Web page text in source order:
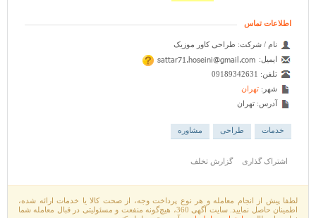
اطلاعات تماس
نام / شرکت: طراحی کاور موزیک
ایمیل:
تلفن: 09189342631
شهر: تهران
آدرس: تهران
خدمات طراحی مشاوره
اشتراک گذاری گزارش تخلف
لطفا پیش از انجام معامله و هر نوع پرداخت وجه، از صحت کالا یا خدمات ارائه شده،
اطمینان حاصل نمایید. سایت آگهی 360، هیچ‌گونه منفعت و مسئولیتی در قبال معامله شما